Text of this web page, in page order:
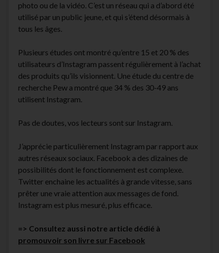
photo ou de la vidéo. C’est un réseau qui a d’abord été
utilisé par un public jeune, et qui s’étend désormais à
tous les âges.
Plusieurs études ont montré qu’entre 15 et 20 % des
utilisateurs d’Instagram passent régulièrement à l’achat
des produits qu’ils visionnent. Une étude du centre de
recherche Pew a montré que 34 % des 30-49 ans
utilisent Instagram.
Pas de doutes, vos lecteurs sont sur Instagram.
J’apprécie particulièrement Instagram par rapport aux
autres réseaux sociaux. Facebook a des dizaines de
possibilités dont le fonctionnement est complexe.
Twitter enchaine les actualités à grande vitesse, sans
prêter une vraie attention aux messages de fond.
Instagram est plus mesuré, plus efficace.
=> Consultez aussi notre article dédié à
promouvoir son livre sur Facebook